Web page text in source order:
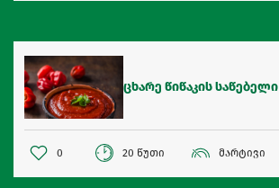
ცხარე წიწაკის საწებელი
0 20 წუთი მარტივი